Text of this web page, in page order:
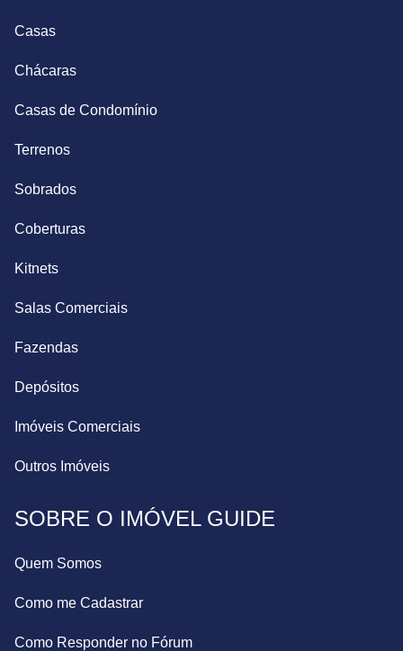
Casas
Chácaras
Casas de Condomínio
Terrenos
Sobrados
Coberturas
Kitnets
Salas Comerciais
Fazendas
Depósitos
Imóveis Comerciais
Outros Imóveis
SOBRE O IMÓVEL GUIDE
Quem Somos
Como me Cadastrar
Como Responder no Fórum